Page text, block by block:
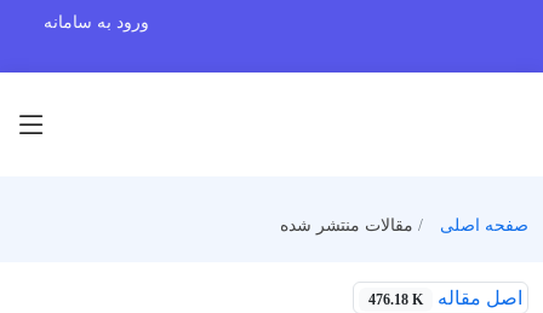
ورود به سامانه
صفحه اصلی مقالات منتشر شده
اصل مقاله 476.18 K